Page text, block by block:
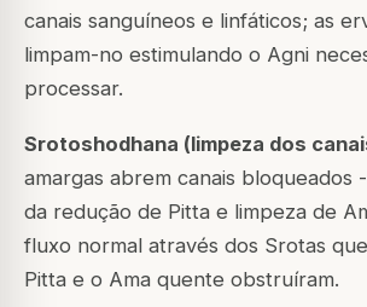
canais sanguíneos e linfáticos; as
limpam-no estimulando o Agni
processar.
Srotoshodhana (limpeza dos
amargas abrem canais bloqueados
da redução de Pitta e limpeza de
fluxo normal através dos Srotas
Pitta e o Ama quente obstruíram.